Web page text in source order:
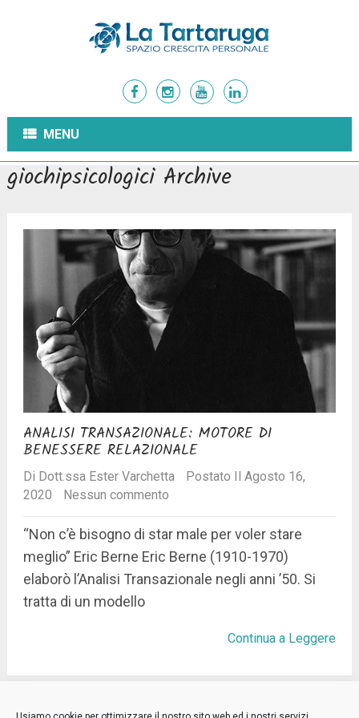
MENU
giochipsicologici Archive
ANALISI TRANSAZIONALE: MOTORE DI
BENESSERE RELAZIONALE
Di Dott.ssa Ester Varchetta
Postato Il Agosto 16,
2020
Nessun commento
“Non c’è bisogno di star male per voler stare
meglio” Eric Berne Eric Berne (1910-1970)
elaborò l’Analisi Transazionale negli anni ’50. Si
tratta di un modello
Continua a Leggere
Niente più posts.